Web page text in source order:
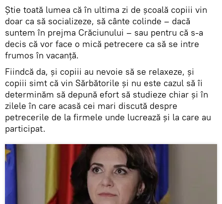
Știe toată lumea că în ultima zi de școală copiii vin
doar ca să socializeze, să cânte colinde – dacă
suntem în prejma Crăciunului – sau pentru că s-a
decis că vor face o mică petrecere ca să se intre
frumos în vacanță.
Fiindcă da, și copiii au nevoie să se relaxeze, și
copiii simt că vin Sărbătorile și nu este cazul să îi
determinăm să depună efort să studieze chiar și în
zilele în care acasă cei mari discută despre
petrecerile de la firmele unde lucrează și la care au
participat.